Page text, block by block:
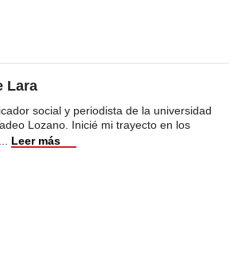
Lara
social y periodista de la universidad
Lozano. Inicié mi trayecto en los
Leer más